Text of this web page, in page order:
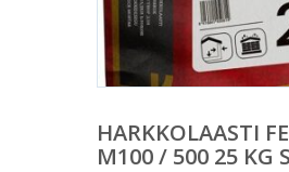
HARKKOLAASTI
M100 / 500 25 KG